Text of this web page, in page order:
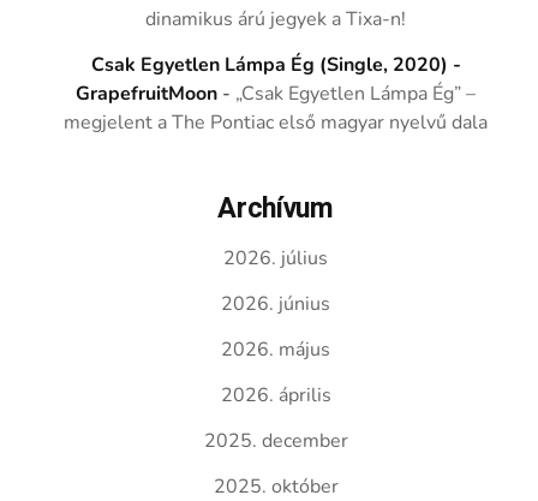
dinamikus árú jegyek a Tixa-n!
Csak Egyetlen Lámpa Ég (Single, 2020) -
GrapefruitMoon - „Csak Egyetlen Lámpa Ég” –
megjelent a The Pontiac első magyar nyelvű dala
Archívum
2026. július
2026. június
2026. május
2026. április
2025. december
2025. október